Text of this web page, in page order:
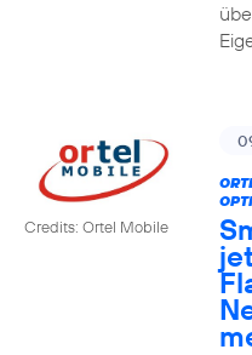
Credits: Ortel Mobile